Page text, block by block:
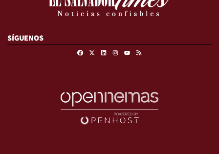
SÍGUENOS
FacebookLinkedinInstagramRSS